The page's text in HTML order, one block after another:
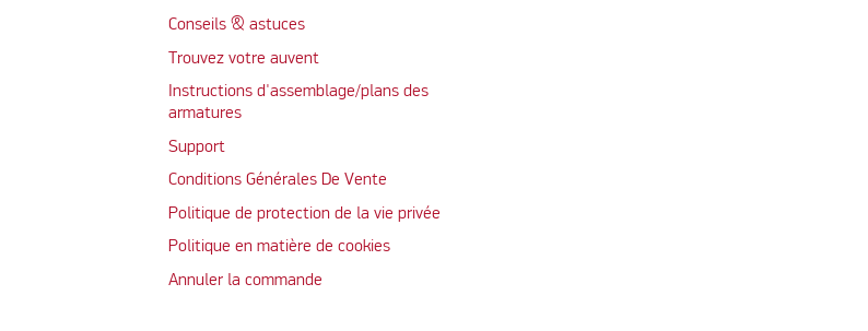
Conseils & astuces
Trouvez votre auvent
Instructions d'assemblage/plans des
armatures
Support
Conditions Générales De Vente
Politique de protection de la vie privée
Politique en matière de cookies
Annuler la commande